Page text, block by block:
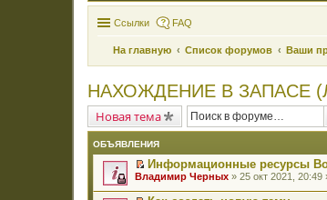
Ссылки FAQ
На главную Список форумов Ваши
НАХОЖДЕНИЕ В ЗАПАСЕ
Новая тема
ОБЪЯВЛЕНИЯ
П
р
Информационные ресурсы
Владимир Черных » 25 окт 2021,